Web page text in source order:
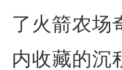
了火箭农场
内收藏的沉